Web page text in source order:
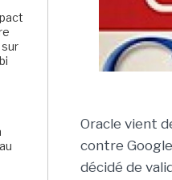
Oracle vient
contre
décidé de